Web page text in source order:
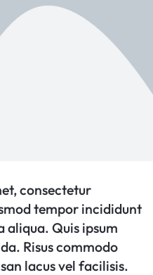
consectetur
tempor incididunt
aliqua. Quis ipsum
Risus commodo
lacus vel facilisis.